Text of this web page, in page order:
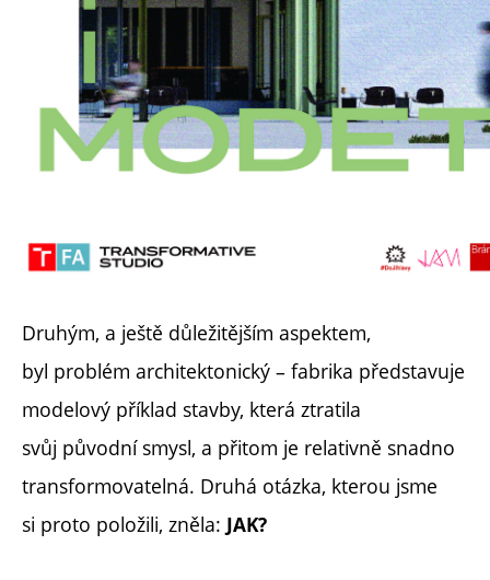
Druhým, a ještě důležitějším aspektem,
byl problém architektonický – fabrika představuje
modelový příklad stavby, která ztratila
svůj původní smysl, a přitom je relativně snadno
transformovatelná. Druhá otázka, kterou jsme
si proto položili, zněla: JAK?